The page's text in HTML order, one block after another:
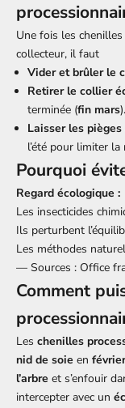
Une fois les
collecteur, il faut
Vider et brûler le
Retirer le collier
terminée (fin mars).
Laisser les
l’été pour limiter
Pourquoi
Regard écologique :
Les insecticides
Ils perturbent
Les méthodes
— Sources : Office
Comment
Les chenilles
nid de soie en
l’arbre et s’enfouir
intercepter avec un